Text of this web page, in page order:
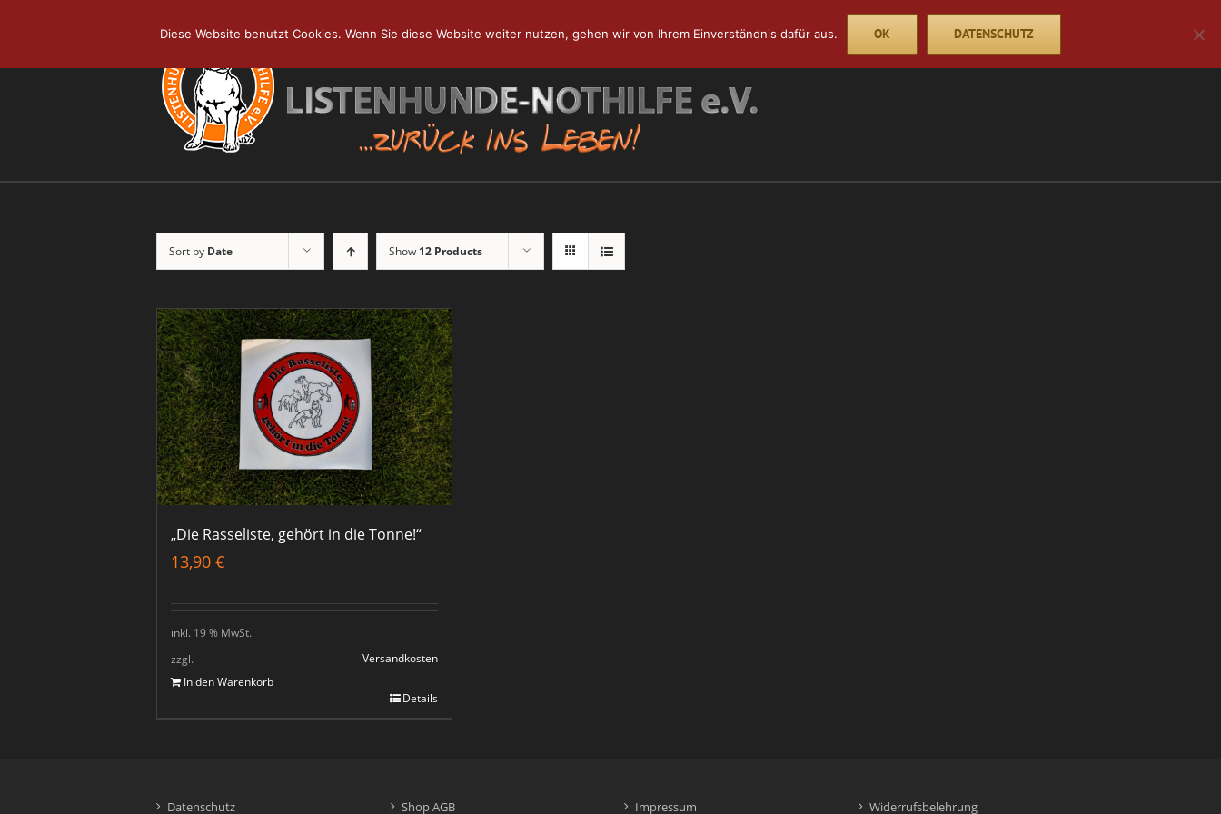
Sort by Date Show 12 Products
„Die Rasseliste, gehört in die Tonne!“
13,90 €
inkl. 19 % MwSt.
zzgl.
Versandkosten
In den Warenkorb
Details
Datenschutz Shop AGB Impressum Widerrufsbelehrung
Diese Website benutzt Cookies. Wenn Sie diese Website weiter nutzen, gehen wir von Ihrem Einverständnis dafür aus. OK DATENSCHUTZ